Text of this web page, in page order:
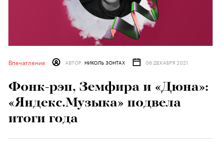
Впечатления АВТОР НИКОЛЬ ЗОНТАХ 06 ДЕКАБРЯ 2021
Фонк-рэп, Земфира и «Дюна»:
«Яндекс.Музыка» подвела
итоги года